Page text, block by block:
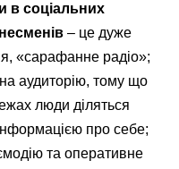
в соціальних
– це дуже
«сарафанне радіо»;
аудиторію, тому що
люди діляться
про себе;
та оперативне